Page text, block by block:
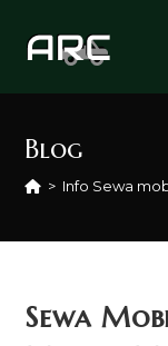
Blog
> Info Sewa
Sewa